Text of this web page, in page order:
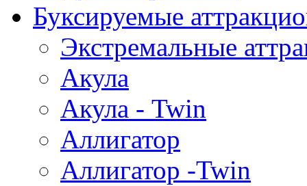
Буксируемые
Экстремальные
Акула
Акула - Twin
Аллигатор
Аллигатор -Twin